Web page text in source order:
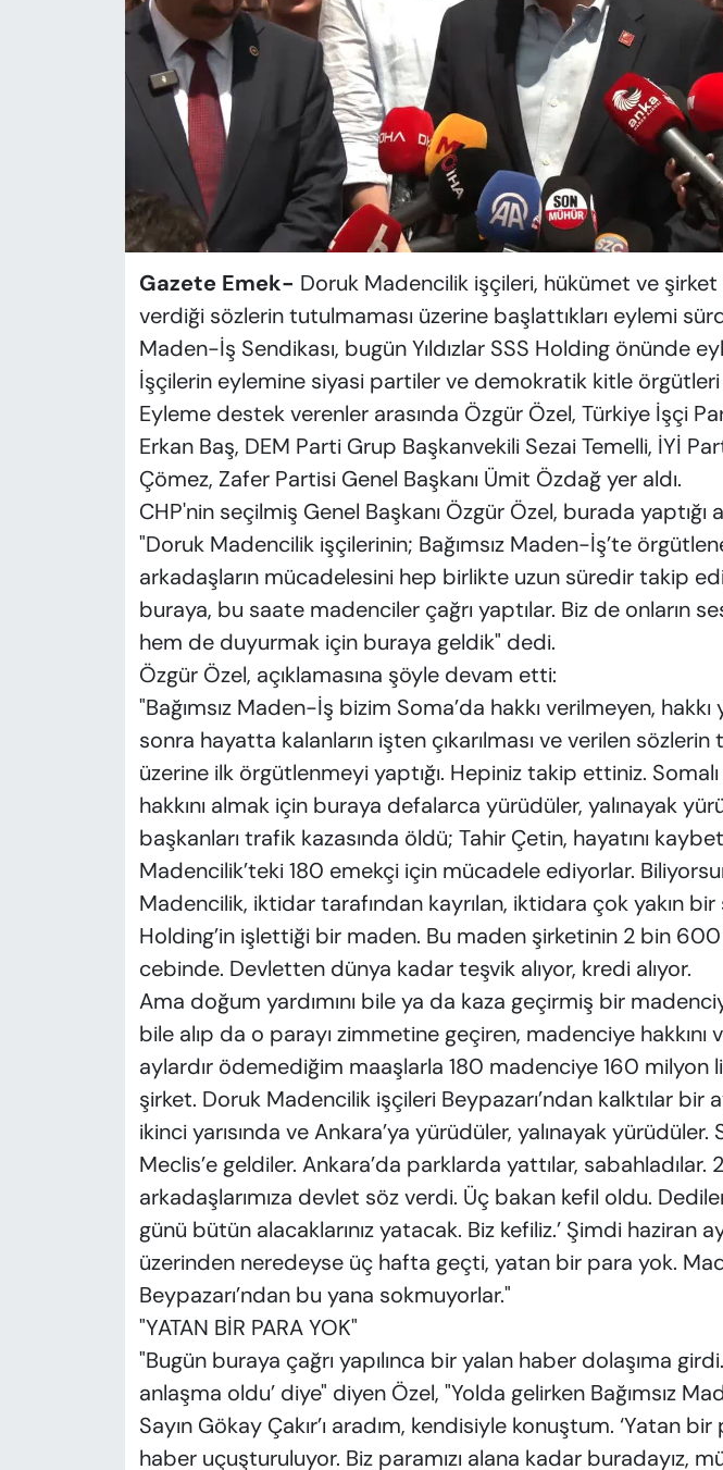
Gazete Emek- Doruk Madencilik işçileri, hükümet ve
verdiği sözlerin tutulmaması üzerine başlattıkları eylemi
Maden-İş Sendikası, bugün Yıldızlar SSS Holding önünde
İşçilerin eylemine siyasi partiler ve demokratik kitle
Eyleme destek verenler arasında Özgür Özel, Türkiye İşçi
Erkan Baş, DEM Parti Grup Başkanvekili Sezai Temelli, İYİ
Çömez, Zafer Partisi Genel Başkanı Ümit Özdağ yer aldı.
CHP'nin seçilmiş Genel Başkanı Özgür Özel, burada yaptığı
"Doruk Madencilik işçilerinin; Bağımsız Maden-İş’te
arkadaşların mücadelesini hep birlikte uzun süredir takip
buraya, bu saate madenciler çağrı yaptılar. Biz de onların
hem de duyurmak için buraya geldik" dedi.
Özgür Özel, açıklamasına şöyle devam etti:
"Bağımsız Maden-İş bizim Soma’da hakkı verilmeyen,
sonra hayatta kalanların işten çıkarılması ve verilen sözlerin
üzerine ilk örgütlenmeyi yaptığı. Hepiniz takip ettiniz.
hakkını almak için buraya defalarca yürüdüler, yalınayak
başkanları trafik kazasında öldü; Tahir Çetin, hayatını
Madencilik’teki 180 emekçi için mücadele ediyorlar.
Madencilik, iktidar tarafından kayrılan, iktidara çok yakın bir
Holding’in işlettiği bir maden. Bu maden şirketinin 2 bin
cebinde. Devletten dünya kadar teşvik alıyor, kredi alıyor.
Ama doğum yardımını bile ya da kaza geçirmiş bir
bile alıp da o parayı zimmetine geçiren, madenciye hakkını
aylardır ödemediğim maaşlarla 180 madenciye 160 milyon
şirket. Doruk Madencilik işçileri Beypazarı’ndan kalktılar bir
ikinci yarısında ve Ankara’ya yürüdüler, yalınayak
Meclis’e geldiler. Ankara’da parklarda yattılar, sabahladılar.
arkadaşlarımıza devlet söz verdi. Üç bakan kefil oldu. Dediler
günü bütün alacaklarınız yatacak. Biz kefiliz.’ Şimdi haziran
üzerinden neredeyse üç hafta geçti, yatan bir para yok.
Beypazarı’ndan bu yana sokmuyorlar."
"YATAN BİR PARA YOK"
"Bugün buraya çağrı yapılınca bir yalan haber dolaşıma
anlaşma oldu’ diye" diyen Özel, "Yolda gelirken Bağımsız
Sayın Gökay Çakır’ı aradım, kendisiyle konuştum. ‘Yatan
haber uçuşturuluyor. Biz paramızı alana kadar buradayız,
MAGAZİN
ÖZEL HABER
YAZAR KÖŞESİ
SİYASET